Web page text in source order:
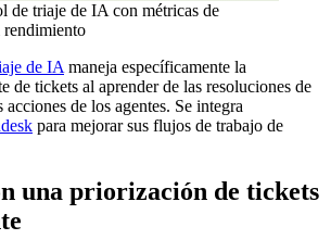
de triaje de IA con métricas de
rendimiento
de IA maneja específicamente la
de tickets al aprender de las resoluciones de
de los agentes. Se integra
para mejorar sus flujos de trabajo de
una priorización de tickets